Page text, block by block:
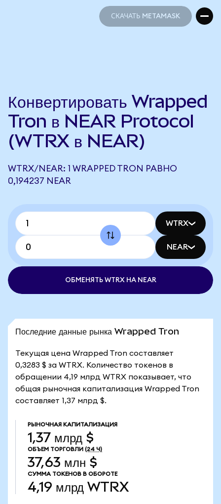
СКАЧАТЬ METAMASK
Конвертировать Wrapped
Tron в NEAR Protocol
(WTRX в NEAR)
WTRX/NEAR: 1 WRAPPED TRON РАВНО
0,194237 NEAR
WTRX
NEAR
ОБМЕНЯТЬ WTRX НА NEAR
Последние данные рынка Wrapped Tron
Текущая цена Wrapped Tron составляет
0,3283 $ за WTRX. Количество токенов в
обращении 4,19 млрд WTRX показывает, что
общая рыночная капитализация Wrapped Tron
составляет 1,37 млрд $.
РЫНОЧНАЯ КАПИТАЛИЗАЦИЯ
1,37 млрд $
ОБЪЕМ ТОРГОВЛИ (24 Ч)
37,63 млн $
СУММА ТОКЕНОВ В ОБОРОТЕ
4,19 млрд WTRX